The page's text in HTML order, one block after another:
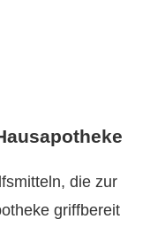
die zur
griffbereit